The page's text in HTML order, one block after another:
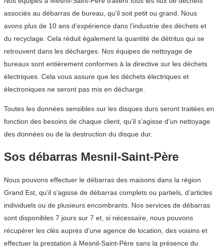
associés au débarras de bureau, qu’il soit petit ou grand. Nous
avons plus de 10 ans d’expérience dans l’industrie des déchets et
du recyclage. Cela réduit également la quantité de détritus qui se
retrouvent dans les décharges. Nos équipes de nettoyage de
bureaux sont entièrement conformes à la directive sur les déchets
électriques. Cela vous assure que les déchets électriques et
électroniques ne seront pas mis en décharge.
Toutes les données sensibles sur les disques durs seront traitées en
fonction des besoins de chaque client, qu’il s’agisse d’un nettoyage
des données ou de la destruction du disque dur.
Sos débarras Mesnil-Saint-Père
Nous pouvons effectuer le débarras des maisons dans la région
Grand Est, qu’il s’agisse de débarras complets ou partiels, d’articles
individuels ou de plusieurs encombrants. Nos services de débarras
sont disponibles 7 jours sur 7 et, si nécessaire, nous pouvons
récupérer les clés auprès d’une agence de location, des voisins et
effectuer la prestation à Mesnil-Saint-Père sans la présence du